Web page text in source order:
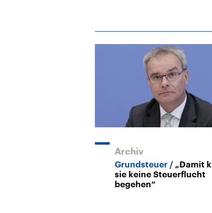
Archiv
Grundsteuer
„Damit
sie keine Steuerflucht
begehen“